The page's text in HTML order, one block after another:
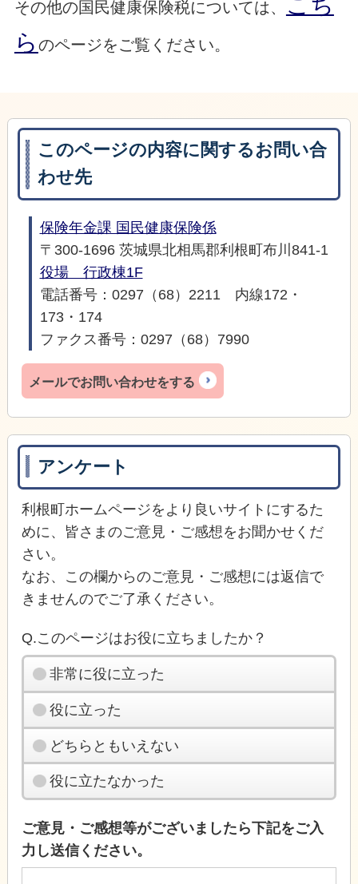
その他の国民健康保険税については、
ら のページをご覧ください。
このページの内容に関するお問い合
わせ先
保険年金課 国民健康保険係
〒300-1696 茨城県北相馬郡利根町布川841-1
役場 行政棟1F
電話番号：0297（68）2211 内線172・
173・174
ファクス番号：0297（68）7990
メールでお問い合わせをする
アンケート
利根町ホームページをより良いサイトにするた
めに、皆さまのご意見・ご感想をお聞かせくだ
さい。
なお、この欄からのご意見・ご感想には返信で
きませんのでご了承ください。
Q.このページはお役に立ちましたか？
非常に役に立った
役に立った
どちらともいえない
役に立たなかった
ご意見・ご感想等がございましたら下記をご入
力し送信ください。